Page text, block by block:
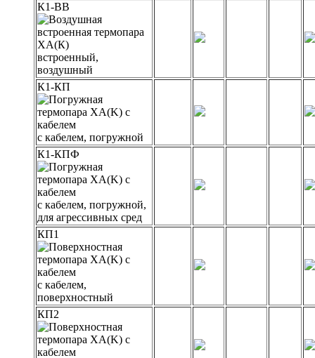
К1-ВВ
встроенный,
воздушный
К1-КП
с кабелем, погружной
К1-КПФ
с кабелем, погружной,
для агрессивных сред
КП1
с кабелем,
поверхностный
КП2